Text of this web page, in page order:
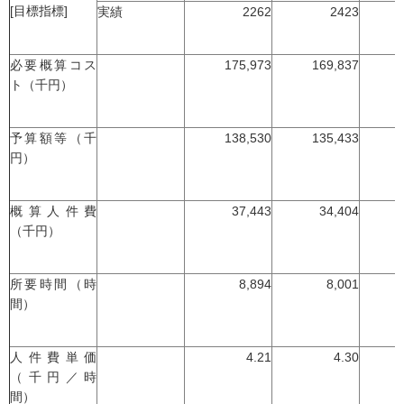
[目標指標] 実績 2262 2423
必要概算コス
ト（千円）
175,973 169,837
予算額等（千
円）
138,530 135,433
概算人件費
（千円）
37,443 34,404
所要時間（時
間）
8,894 8,001
人件費単価
（千円／時
間）
4.21 4.30